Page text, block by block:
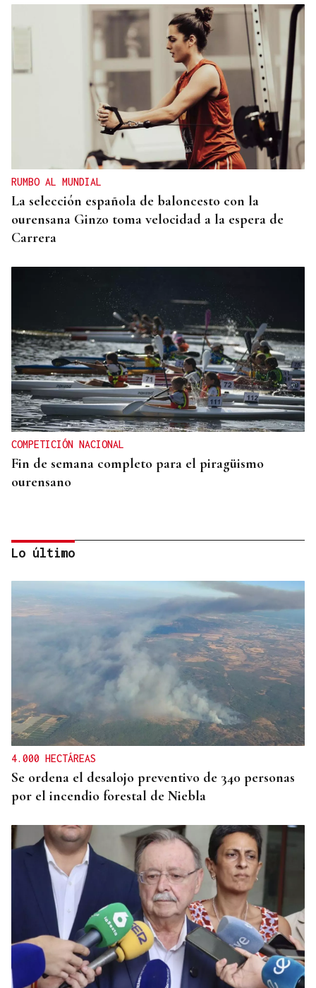
RUMBO AL MUNDIAL
La selección española de baloncesto con la
ourensana Ginzo toma velocidad a la espera de
Carrera
COMPETICIÓN NACIONAL
Fin de semana completo para el piragüismo
ourensano
SIGUE LA PRETEMPORADA
La UD Ourense afina su estado de forma ante el
Celta Fortuna
Lo último
4.000 HECTÁREAS
Se ordena el desalojo preventivo de 340 personas
por el incendio forestal de Niebla